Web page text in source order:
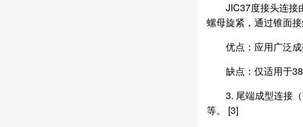
JIC37度接头连接
螺母旋紧，通过锥面
优点：应用广泛
缺点：仅适用于
3. 尾端成型连接
等。 [3]